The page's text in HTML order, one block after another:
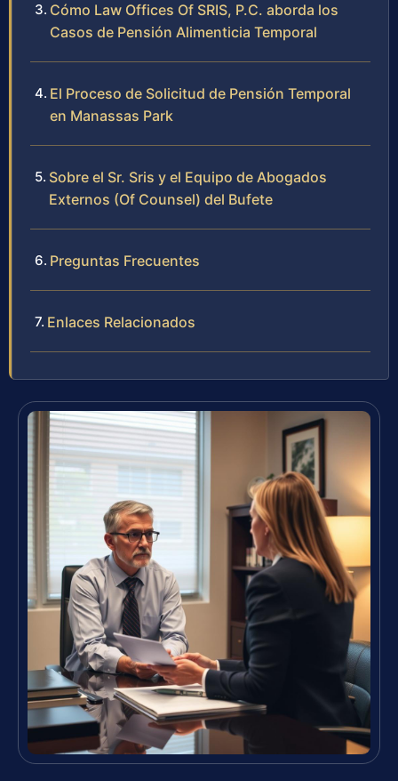
Cómo Law Offices Of SRIS, P.C. aborda los
Casos de Pensión Alimenticia Temporal
El Proceso de Solicitud de Pensión Temporal
en Manassas Park
Sobre el Sr. Sris y el Equipo de Abogados
Externos (Of Counsel) del Bufete
Preguntas Frecuentes
Enlaces Relacionados